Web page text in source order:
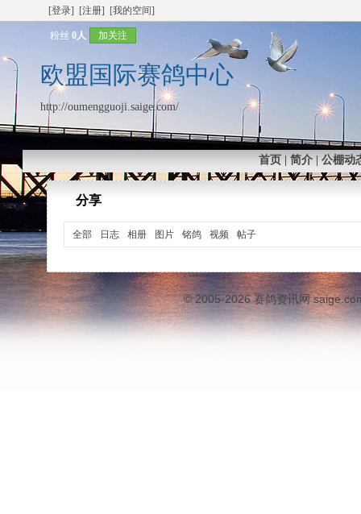
[登录] [注册] [我的空间]
粉丝 0人 加关注
欧盟国际赛鸽中心
http://oumengguoji.saige.com/
首页 简介 公棚动
分享
全部 日志 相册 图片 铭鸽 视频 帖子
© 2005-2026赛鸽资讯网